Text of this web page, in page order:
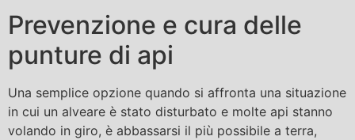
Prevenzione e cura delle
punture di api
Una semplice opzione quando si affronta una situazione
in cui un alveare è stato disturbato e molte api stanno
volando in giro, è abbassarsi il più possibile a terra,